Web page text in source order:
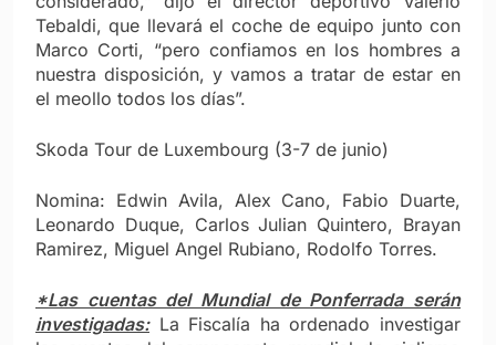
Tebaldi, que llevará el coche de equipo junto con
Marco Corti, “pero confiamos en los hombres a
nuestra disposición, y vamos a tratar de estar en
el meollo todos los días”.
Skoda Tour de Luxembourg (3-7 de junio)
Nomina: Edwin Avila, Alex Cano, Fabio Duarte,
Leonardo Duque, Carlos Julian Quintero, Brayan
Ramirez, Miguel Angel Rubiano, Rodolfo Torres.
*Las cuentas del Mundial de Ponferrada serán
investigadas:La Fiscalía ha ordenado investigar